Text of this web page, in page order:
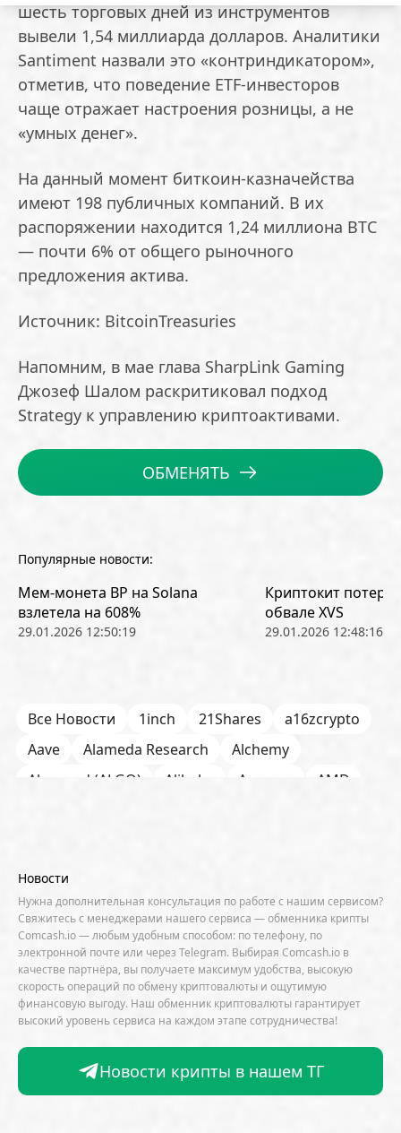
шесть торговых дней из инструментов
вывели 1,54 миллиарда долларов. Аналитики
Santiment назвали это «контриндикатором»,
отметив, что поведение ETF-инвесторов
чаще отражает настроения розницы, а не
«умных денег».
На данный момент биткоин-казначейства
имеют 198 публичных компаний. В их
распоряжении находится 1,24 миллиона BTC
— почти 6% от общего рыночного
предложения актива.
Источник: BitcoinTreasuries
Напомним, в мае глава SharpLink Gaming
Джозеф Шалом раскритиковал подход
Strategy к управлению криптоактивами.
ОБМЕНЯТЬ
Популярные новости:
Мем-монета BP на Solana
взлетела на 608%
29.01.2026 12:50:19
Криптокит
обвале XVS
29.01.2026 12:48:16
Все Новости 1inch 21Shares
a16zcrypto
Aave
Alameda Research
Alchemy
Algorand (ALGO)
Alibaba Amazon
AMD
Aster
Binance
BIS Bitcoin Core
Bitcoin Pizza Day
Bitfarms
Bitfinex Bitget
Bithumb
BitMEX
BitOK Bitwise BlackRock
Block
Bloomberg
BNB Chain
BNP Paribas
Börse Stuttgart
BTCFi Bullish
Bybit
Chainalysis
Chainlink (LINK)
Новости
Нужна дополнительная консультация по работе с нашим сервисом?
Свяжитесь с менеджерами нашего сервиса — обменника крипты
Comcash.io — любым удобным способом: по телефону, по
электронной почте или через Telegram. Выбирая Comcash.io в
качестве партнёра, вы получаете максимум удобства, высокую
скорость операций по обмену криптовалюты и ощутимую
финансовую выгоду. Наш обменник криптовалюты гарантирует
высокий уровень сервиса на каждом этапе сотрудничества!
Новости крипты в нашем ТГ